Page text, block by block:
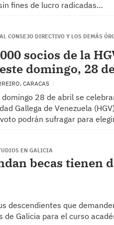
fines de lucro radicadas…
CONSEJO DIRECTIVO Y LOS DEMÁS
socios de la
domingo, 28
CARACAS
domingo 28 de abril se
Gallega de Venezuela
podrán sufragar para
EN GALICIA
becas tienen
descendientes que
de Galicia para el curso